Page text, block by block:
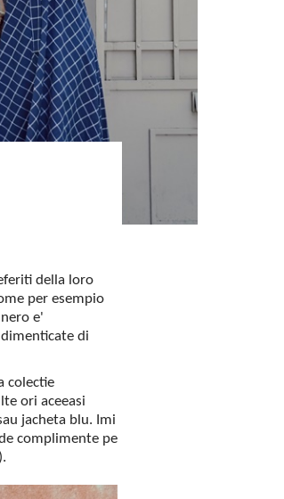
della loro
per esempio
e'
di
colectie
ori aceeasi
jacheta blu. Imi
complimente pe